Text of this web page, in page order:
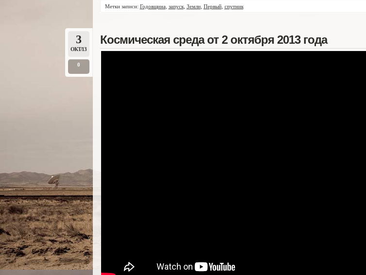
Метки записи: Годовщина, запуск, Земли, Первый, спутник
3
ОКТ/13
0
Космическая среда от 2 октября 2013 года